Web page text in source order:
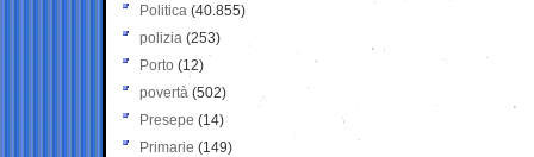
Politica (40.855)
polizia (253)
Porto (12)
povertà (502)
Presepe (14)
Primarie (149)